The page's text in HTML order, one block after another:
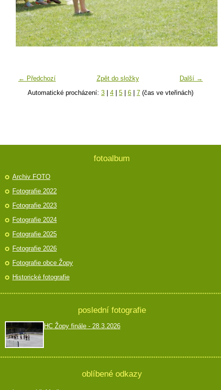
← Předchozí Další →
Zpět do složky
Automatické procházení: 3 | 4 | 5 | 6 | 7 (čas ve vteřinách)
fotoalbum
Archiv FOTO
Fotografie 2022
Fotografie 2023
Fotografie 2024
Fotografie 2025
Fotografie 2026
Fotografie obce Žopy
Historické fotografie
poslední fotografie
HC Žopy finále - 28.3.2026
oblíbené odkazy